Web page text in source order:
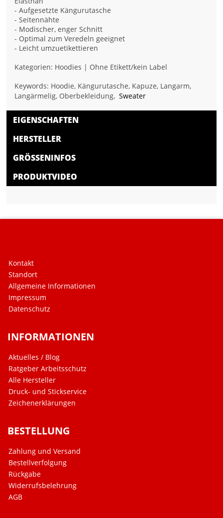
- Aufgesetzte Kängurutasche
- Seitennähte
- Modischer, enger Schnitt
- Optimal zum Veredeln geeignet
- Leicht umzuetikettieren
Kategorien: Hoodies | Ohne Etikett/kein Label
Keywords: Hoodie, Kängurutasche, Kapuze, Langarm,
Langärmelig, Oberbekleidung, Sweater
EIGENSCHAFTEN
HERSTELLER
GRÖSSENINFOS
PRODUKTVIDEO
Kontakt
Standort
Allgemeine Informationen
Impressum
Datenschutz
INFORMATIONEN
Aktuelles / Blog
Ratgeber Arbeitsschutz
Alle Hersteller
Druck- und Stickservice
Zeichenerklärungen
BESTELLUNG
Zahlung und Versand
Bestellverfolgung
Rückgabe
Widerrufsbelehrung
AGB